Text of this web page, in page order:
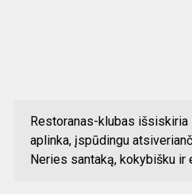
Restoranas-klubas
aplinka, įspūdingu
Neries santaką, kokybišku ir